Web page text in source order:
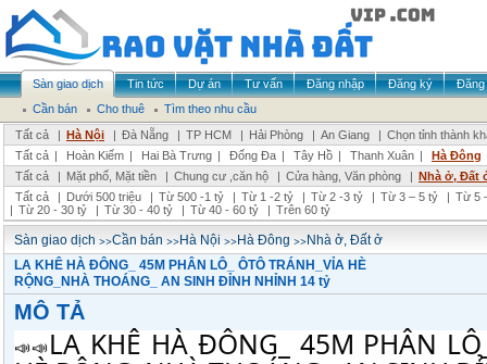
Sàn giao dịch Tin tức Dự án Tư vấn Đăng nhập Đăng ký
Đăng
Cần bán
Cho thuê
Tìm theo nhu cầu
Tất cả
| Hà Nội | Đà Nẵng | TP HCM | Hải Phòng | An Giang | Chọn tỉnh thành
Tất cả | Hoàn Kiếm | Hai Bà Trưng | Đống Đa | Tây Hồ | Thanh Xuân |
Hà Đông
Tất cả
| Mặt phố, Mặt tiền | Chung cư ,căn hộ | Cửa hàng, Văn phòng | Nhà ở, Đất
Tất cả
| Dưới 500 triệu | Từ 500 -1 tỷ | Từ 1 -2 tỷ | Từ 2 -3 tỷ | Từ 3 – 5 tỷ | Từ 5
| Từ 20 - 30 tỷ | Từ 30 - 40 tỷ | Từ 40 - 60 tỷ | Trên 60 tỷ
Sàn giao dịch >>Cần bán >>Hà Nội >>Hà Đông >>Nhà ở, Đất ở
LA KHÊ HÀ ĐÔNG_ 45M PHÂN LÔ_ ÔTÔ TRÁNH_VỈA HÈ
RỘNG_NHÀ THOÁNG_ AN SINH ĐỈNH NHỈNH 14 tỷ
MÔ TẢ
LA KHÊ HÀ ĐÔNG_ 45M PHÂN